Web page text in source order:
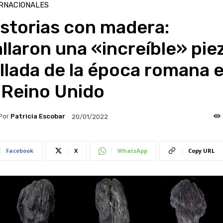
con madera:
una «increíble»
de la época romana
Unido
Patricia Escobar 20/01/2022
Facebook X WhatsApp Copy URL